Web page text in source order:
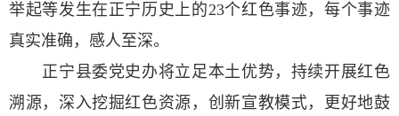
举起等发生在正宁历史上的23个红色事迹，每个事迹
真实准确，感人至深。
正宁县委党史办将立足本土优势，持续开展红色
溯源，深入挖掘红色资源，创新宣教模式，更好地鼓